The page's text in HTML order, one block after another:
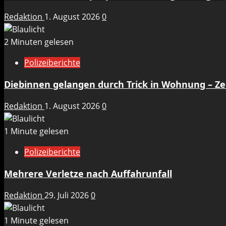
Redaktion 1. August 20260
2 Minuten gelesen
Polizeiberichte
Diebinnen gelangen durch Trick in Wohnung –
Redaktion 1. August 20260
1 Minute gelesen
Polizeiberichte
Mehrere Verletze nach Auffahrunfall
Redaktion 29. Juli 20260
1 Minute gelesen